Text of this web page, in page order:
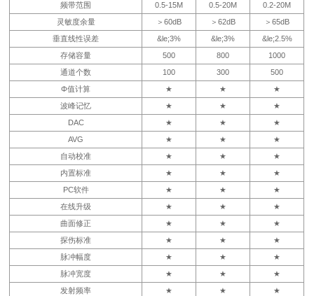
频带范围
0.5-15M 0.5-20M
0.2-20M
灵敏度余量
＞60dB ＞62dB
＞65dB
垂直线性误差
&le;3% &le;3%
&le;2.5%
存储容量
500 800
1000
通道个数
100 300
500
Φ值计算
★ ★
★
波峰记忆
★ ★
★
DAC
★ ★
★
AVG
★ ★
★
自动校准
★ ★
★
内置标准
★ ★
★
PC软件
★ ★
★
在线升级
★ ★
★
曲面修正
★ ★
★
探伤标准
★ ★
★
脉冲幅度
★ ★
★
脉冲宽度
★ ★
★
发射频率
★ ★
★